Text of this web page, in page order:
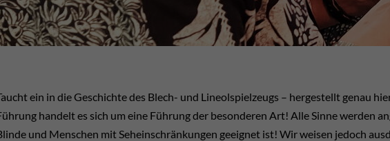
ein in die Geschichte des Blech- und Lineolspielzeugs – hergestellt genau
handelt es sich um eine Führung der besonderen Art! Alle Sinne werden
und Menschen mit Seheinschränkungen geeignet ist! Wir weisen jedoch